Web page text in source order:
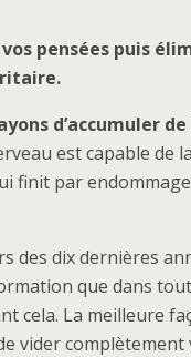
pensées puis
d’accumuler
est capable de
finit par
des dix dernières
que dans
cela. La meilleure
vider